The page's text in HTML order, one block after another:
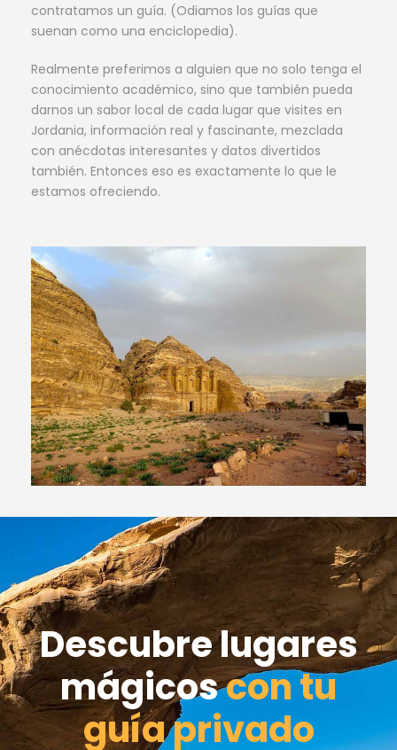
contratamos un guía. (Odiamos los guías que
suenan como una enciclopedia).
Realmente preferimos a alguien que no solo tenga el
conocimiento académico, sino que también pueda
darnos un sabor local de cada lugar que visites en
Jordania, información real y fascinante, mezclada
con anécdotas interesantes y datos divertidos
también. Entonces eso es exactamente lo que le
estamos ofreciendo.
Descubre lugares
mágicoscon tu
guía privado